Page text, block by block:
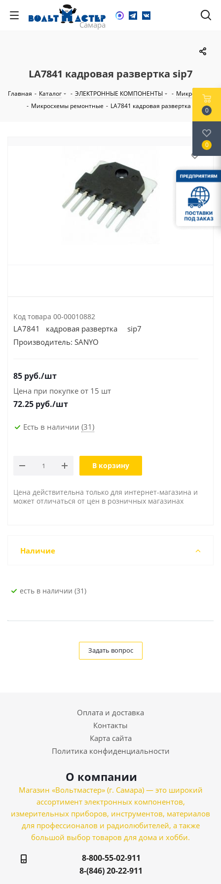
LA7841 кадровая развертка sip7
Главная - Каталог - ЭЛЕКТРОННЫЕ КОМПОНЕНТЫ - Микросхемы
- Микросхемы ремонтные - LA7841 кадровая развертка sip7
Код товара 00-00010882
LA7841 кадровая развертка sip7
Производитель: SANYO
85 руб./шт
Цена при покупке от 15 шт
72.25 руб./шт
Есть в наличии (31)
В корзину
Цена действительна только для интернет-магазина и
может отличаться от цен в розничных магазинах
Наличие
Есть в наличии (31)
Задать вопрос
Оплата и доставка
Контакты
Карта сайта
Политика конфиденциальности
О компании
Магазин «Вольтмастер» (г. Самара) — это широкий
ассортимент электронных компонентов,
измерительных приборов, инструментов, материалов
для профессионалов и радиолюбителей, а также
большой выбор товаров для дома и хобби.
8-800-55-02-911
8-(846) 20-22-911
0
0